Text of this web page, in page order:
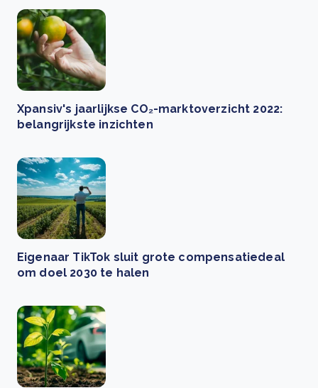
Xpansiv's jaarlijkse CO₂-marktoverzicht 2022:
belangrijkste inzichten
Eigenaar TikTok sluit grote compensatiedeal
om doel 2030 te halen